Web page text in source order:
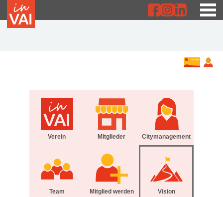
Verein Mitglieder Citymanagement
Team Mitglied werden Vision